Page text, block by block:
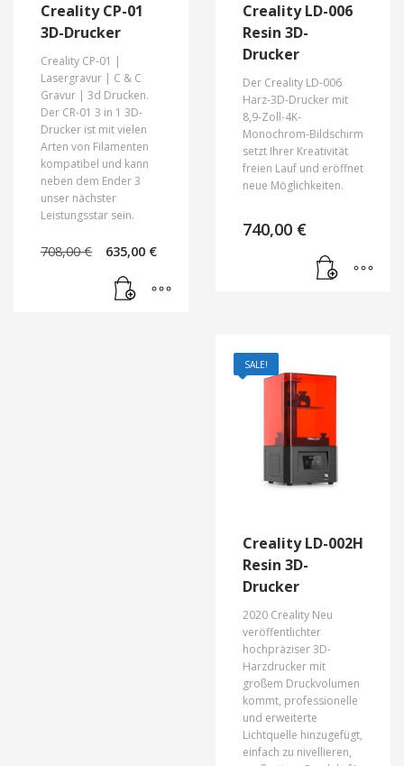
Creality CP-01
3D-Drucker
Creality CP-01 |
Lasergravur | C & C
Gravur | 3d Drucken.
Der CR-01 3 in 1 3D-
Drucker ist mit vielen
Arten von Filamenten
kompatibel und kann
neben dem Ender 3
unser nächster
Leistungsstar sein.
708,00€ Ursprünglicher
Preis
war:
708,00 €
635,00 €Aktueller
ist:
635,00 €.
Creality LD-006
Resin 3D-
Drucker
Der Creality LD-006
Harz-3D-Drucker mit
8,9-Zoll-4K-
Monochrom-Bildschirm
setzt Ihrer Kreativität
freien Lauf und eröffnet
neue Möglichkeiten.
740,00 €
SALE!
Creality LD-002H
Resin 3D-
Drucker
2020 Creality Neu
veröffentlichter
hochpräziser 3D-
Harzdrucker mit
großem Druckvolumen
kommt, professionelle
und erweiterte
Lichtquelle hinzugefügt,
einfach zu nivellieren,